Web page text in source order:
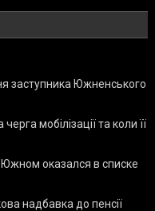
заступника Южненського
мобілізації та коли її
оказался в списке
надбавка до пенсії